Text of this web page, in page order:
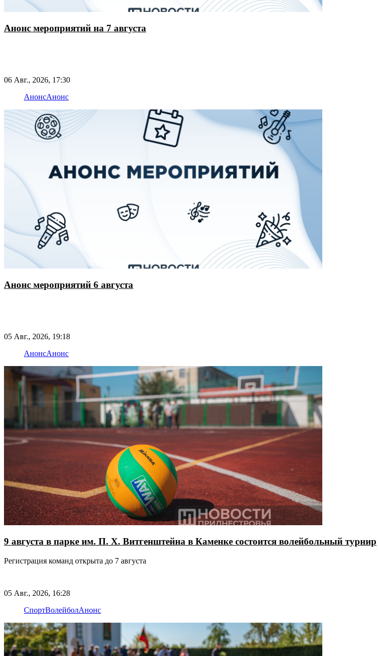
Анонс мероприятий на 7 августа
06 Авг., 2026, 17:30
АнонсАнонс
Анонс мероприятий 6 августа
05 Авг., 2026, 19:18
АнонсАнонс
9 августа в парке им. П. Х. Витгенштейна в Каменке состоится волейбольный турнир
Регистрация команд открыта до 7 августа
05 Авг., 2026, 16:28
СпортВолейболАнонс